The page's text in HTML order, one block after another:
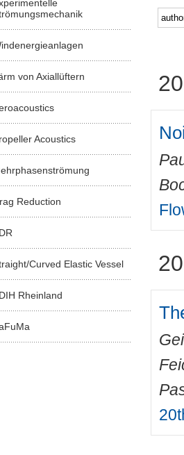
von Axiallüftern
Acoustics
Reduction
Curved Elastic Vessel
Rheinland